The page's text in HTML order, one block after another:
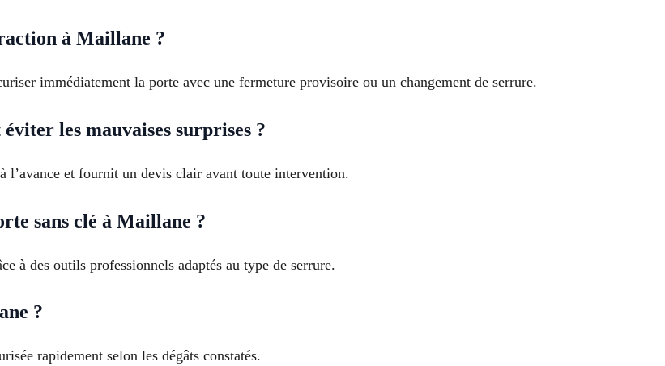
à Maillane ?
immédiatement la porte avec une fermeture provisoire ou un changement de serrure.
les mauvaises surprises ?
l’avance et fournit un devis clair avant toute intervention.
sans clé à Maillane ?
à des outils professionnels adaptés au type de serrure.
?
rapidement selon les dégâts constatés.